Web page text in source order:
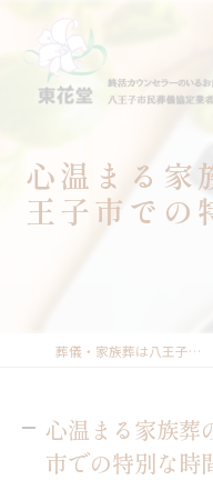
心温まる家
王子市での
葬儀・家族葬は八王子のセレモニープランニング東花堂
心温まる家族葬
市での特別な時